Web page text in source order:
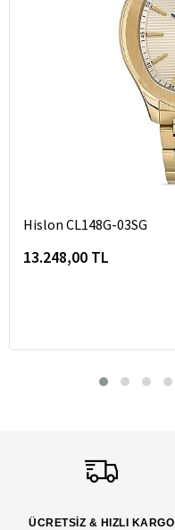
Hislon CL148G-03SG
13.248,00 TL
ÜCRETSİZ & HIZLI KARGO